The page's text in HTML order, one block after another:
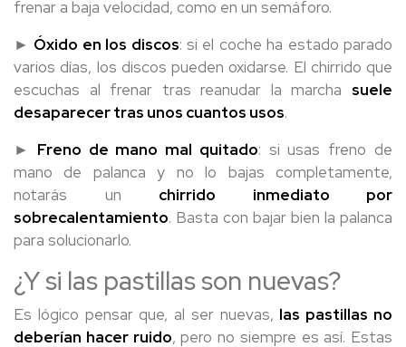
frenar a baja velocidad, como en un semáforo.
► Óxido en los discos: si el coche ha estado parado
varios días, los discos pueden oxidarse. El chirrido que
escuchas al frenar tras reanudar la marcha suele
desaparecer tras unos cuantos usos.
► Freno de mano mal quitado: si usas freno de
mano de palanca y no lo bajas completamente,
notarás un chirrido inmediato por
sobrecalentamiento. Basta con bajar bien la palanca
para solucionarlo.
¿Y si las pastillas son nuevas?
Es lógico pensar que, al ser nuevas, las pastillas no
deberían hacer ruido, pero no siempre es así. Estas